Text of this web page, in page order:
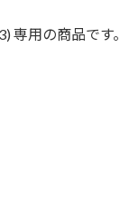
専用の商品です。